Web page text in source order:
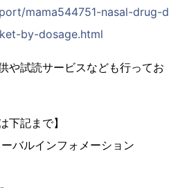
mama544751-nasal-drug-d
by-dosage.html
や試読サービスなども行ってお
下記まで】
バルインフォメーション